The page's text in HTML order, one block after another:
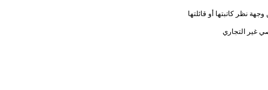
نظر كاتبتها أو قائلتها
غير التجاري